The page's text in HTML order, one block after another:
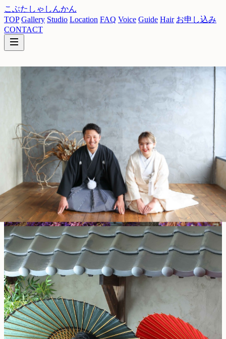
こぶたしゃしんかん
TOP Gallery Studio Location FAQ Voice Guide Hair お申し込み
CONTACT
写真で残す、一番幸せな瞬間。